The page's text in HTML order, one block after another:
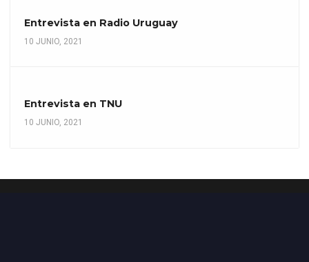
Entrevista en Radio Uruguay
10 JUNIO, 2021
Entrevista en TNU
10 JUNIO, 2021